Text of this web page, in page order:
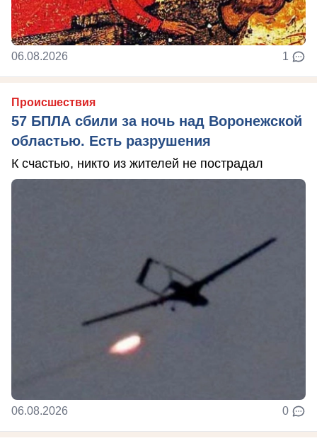
06.08.2026 1
Происшествия
57 БПЛА сбили за ночь над Воронежской
областью. Есть разрушения
К счастью, никто из жителей не пострадал
06.08.2026 0